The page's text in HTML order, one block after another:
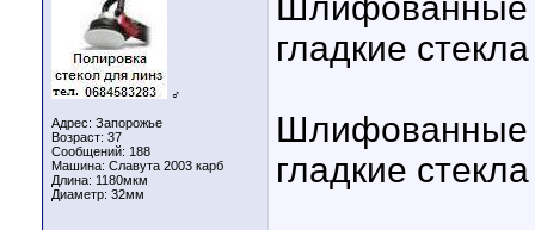
♂
Адрес: Запорожье
Возраст: 37
Сообщений: 188
Машина: Славута 2003 карб
Длина: 1180мкм
Диаметр: 32мм
Шлифованные
гладкие
Шлифованные
гладкие